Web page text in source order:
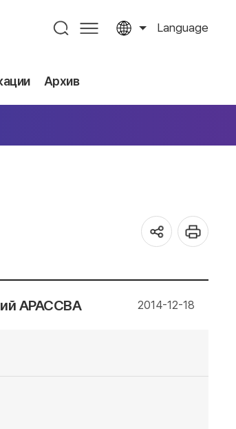
Language
Архив
АРАССВА 2014-12-18